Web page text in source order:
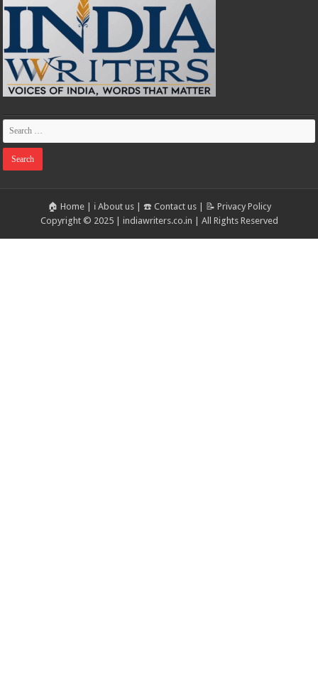
🏠 Home| ℹ️ About us| ☎️ Contact us| 📝 Privacy Policy
Copyright © 2025 | indiawriters.co.in | All Rights Reserved